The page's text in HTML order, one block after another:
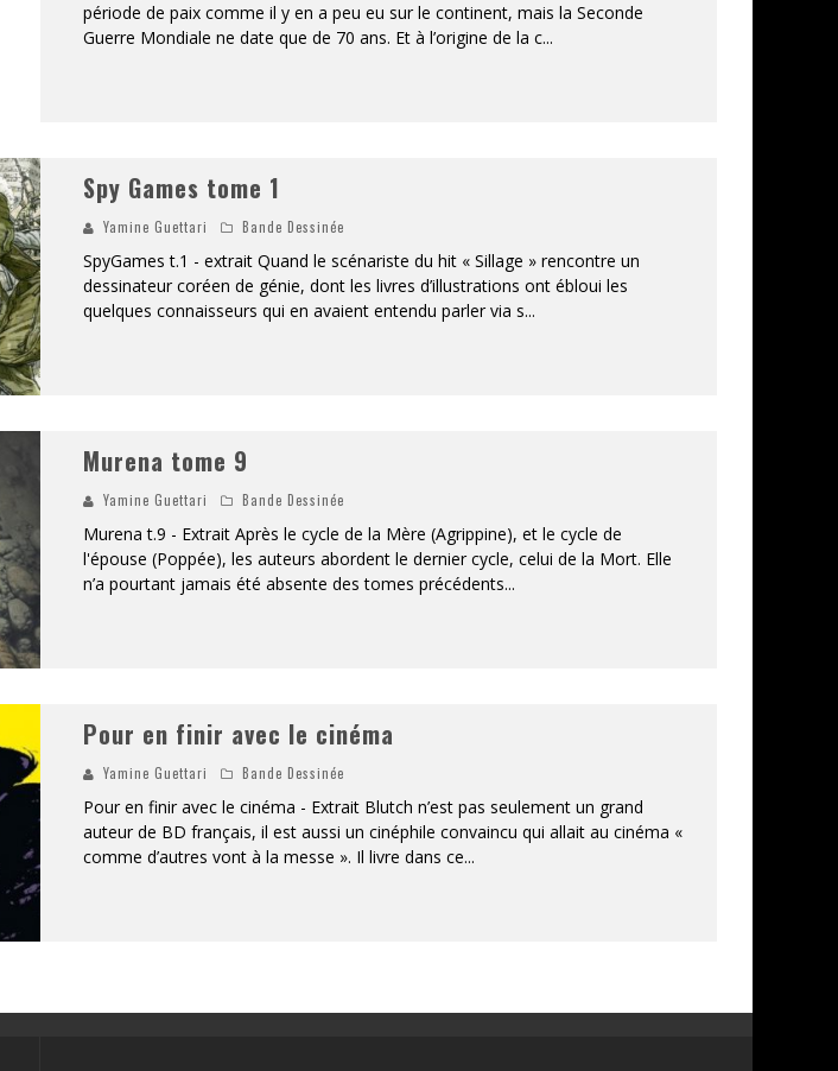
période de paix comme il y en a peu eu sur le continent, mais la Seconde
Guerre Mondiale ne date que de 70 ans. Et à l’origine de la c...
Spy Games tome 1
Yamine Guettari Bande Dessinée
SpyGames t.1 - extrait Quand le scénariste du hit « Sillage » rencontre un
dessinateur coréen de génie, dont les livres d’illustrations ont ébloui les
quelques connaisseurs qui en avaient entendu parler via s...
Murena tome 9
Yamine Guettari Bande Dessinée
Murena t.9 - Extrait Après le cycle de la Mère (Agrippine), et le cycle de
l'épouse (Poppée), les auteurs abordent le dernier cycle, celui de la Mort. Elle
n’a pourtant jamais été absente des tomes précédents...
Pour en finir avec le cinéma
Yamine Guettari Bande Dessinée
Pour en finir avec le cinéma - Extrait Blutch n’est pas seulement un grand
auteur de BD français, il est aussi un cinéphile convaincu qui allait au cinéma «
comme d’autres vont à la messe ». Il livre dans ce...